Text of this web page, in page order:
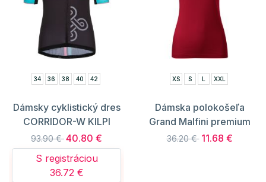
34 36 38 40 42
Dámsky cyklistický dres
CORRIDOR-W KILPI
93.90 €40.80 €
S registráciou
36.72 €
XS S L XXL
Dámska polokošeľa
Grand Malfini premium
36.20 € 11.68 €